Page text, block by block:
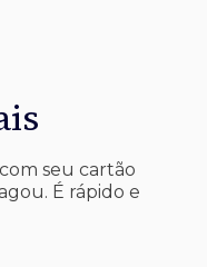
seu cartão
É rápido e